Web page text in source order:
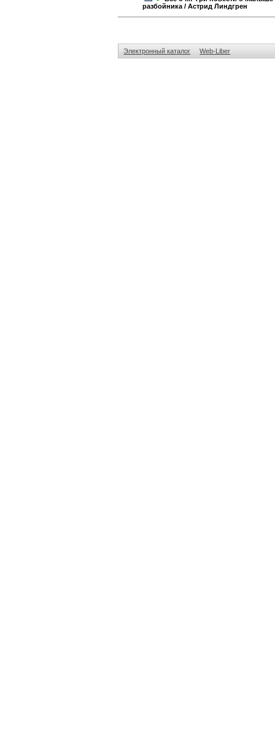
разбойника / Астрид Линдгрен
Электронный каталог Web-Liber